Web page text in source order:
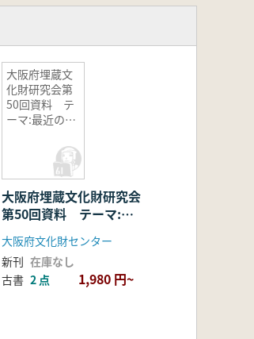
大阪府埋蔵文
化財研究会第
50回資料 テ
ーマ:最近の後
古墳調査・研
大阪府埋蔵文化財研究会
第50回資料 テーマ:最
近の後期、終末期の古墳
調査・研究事例
大阪府文化財センター
新刊 在庫なし
古書 2 点 1,980 円~